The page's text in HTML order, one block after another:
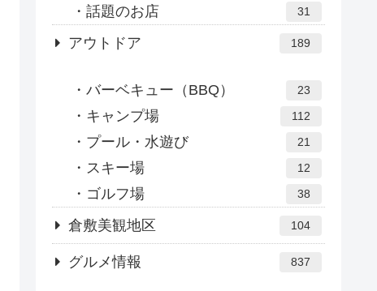
話題のお店 31
アウトドア 189
バーベキュー（BBQ） 23
キャンプ場 112
プール・水遊び 21
スキー場 12
ゴルフ場 38
倉敷美観地区 104
グルメ情報 837